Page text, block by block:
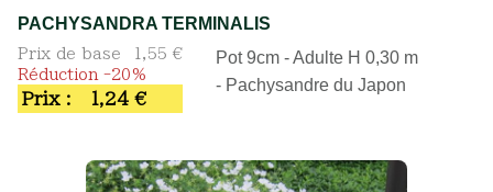
PACHYSANDRA TERMINALIS
Prix de base
1,55 €
Réduction -20%
Prix : 1,24 €
Pot 9cm - Adulte H 0,30 m
- Pachysandre du Japon